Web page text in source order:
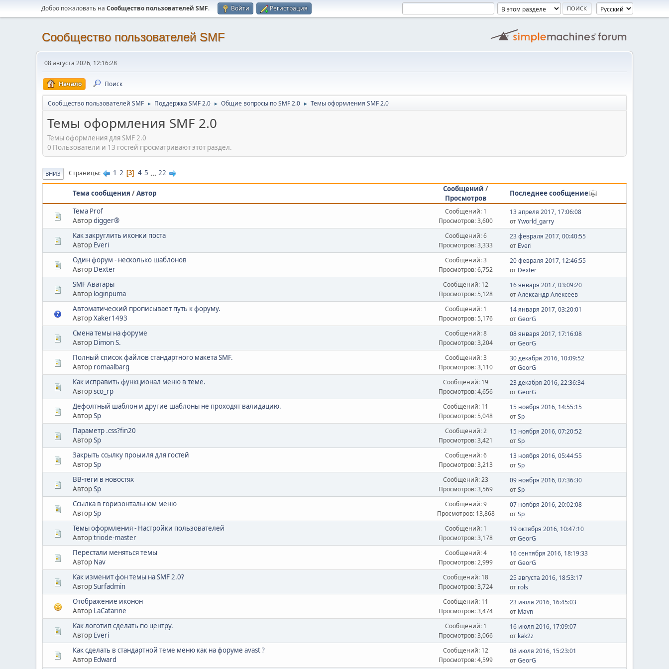
Добро пожаловать на Cообщество пользователей SMF. Войти Регистрация
Cообщество пользователей SMF
08 августа 2026, 12:16:28
Начало Поиск
Cообщество пользователей SMF ► Поддержка SMF 2.0 ► Общие вопросы по SMF 2.0 ► Темы оформления SMF 2.0
Темы оформления SMF 2.0
Темы оформления для SMF 2.0
0 Пользователи и 13 гостей просматривают этот раздел.
ВНИЗ Страницы 1 2 3 4 5 ... 22
Тема сообщения /Автор
Сообщений /
Просмотров
Последнее сообщение
Тема Prof
Авторdigger®
Сообщений: 1
Просмотров: 3,600
13 апреля 2017, 17:06:08
отYworld_garry
Как закруглить иконки поста
Автор Everi
Сообщений: 6
Просмотров: 3,333
23 февраля 2017, 00:40:55
от Everi
Один форум - несколько шаблонов
Автор Dexter
Сообщений: 3
Просмотров: 6,752
20 февраля 2017, 12:46:55
от Dexter
SMF Аватары
Автор loginpuma
Сообщений: 12
Просмотров: 5,128
16 января 2017, 03:09:20
отАлександр Алексеев
Автоматический прописывает путь к форуму.
АвторXaker1493
Сообщений: 1
Просмотров: 5,176
14 января 2017, 03:20:01
отGeorG
Смена темы на форуме
Автор Dimon S.
Сообщений: 8
Просмотров: 3,204
08 января 2017, 17:16:08
отGeorG
Полный список файлов стандартного макета SMF.
Автор romaalbarg
Сообщений: 3
Просмотров: 3,110
30 декабря 2016, 10:09:52
отGeorG
Как исправить функционал меню в теме.
Авторsco_rp
Сообщений: 19
Просмотров: 4,656
23 декабря 2016, 22:36:34
отGeorG
Дефолтный шаблон и другие шаблоны не проходят валидацию.
АвторSp
Сообщений: 11
Просмотров: 5,048
15 ноября 2016, 14:55:15
отSp
Параметр .css?fin20
АвторSp
Сообщений: 2
Просмотров: 3,421
15 ноября 2016, 07:20:52
отSp
Закрыть ссылку проыиля для гостей
АвторSp
Сообщений: 6
Просмотров: 3,213
13 ноября 2016, 05:44:55
отSp
BB-теги в новостях
АвторSp
Сообщений: 23
Просмотров: 3,569
09 ноября 2016, 07:36:30
отSp
Ссылка в горизонтальном меню
АвторSp
Сообщений: 9
Просмотров: 13,868
07 ноября 2016, 20:02:08
отSp
Темы оформления - Настройки пользователей
Авторtriode-master
Сообщений: 1
Просмотров: 3,178
19 октября 2016, 10:47:10
отGeorG
Перестали меняться темы
Автор Nav
Сообщений: 4
Просмотров: 2,999
16 сентября 2016, 18:19:33
отGeorG
Как изменит фон темы на SMF 2.0?
АвторSurfadmin
Сообщений: 18
Просмотров: 3,724
25 августа 2016, 18:53:17
от rols
Отображение иконон
Автор LaCatarine
Сообщений: 11
Просмотров: 3,474
23 июля 2016, 16:45:03
от Mavn
Как логотип сделать по центру.
Автор Everi
Сообщений: 1
Просмотров: 3,066
16 июля 2016, 17:09:07
от kak2z
Как сделать в стандартной теме меню как на форуме avast ?
Автор Edward
Сообщений: 12
Просмотров: 4,599
08 июля 2016, 15:23:01
отGeorG